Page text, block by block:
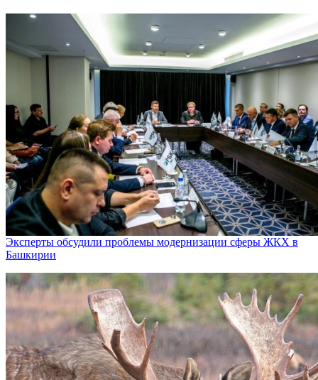
Эксперты обсудили проблемы модернизации сферы ЖКХ в
Башкирии